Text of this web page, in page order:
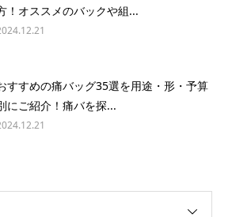
！オススメのバックや組...
すすめの痛バッグ35選を用途・形・予算
にご紹介！痛バを探...